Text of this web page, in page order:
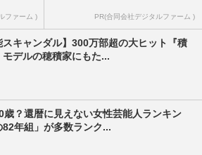
ファーム ) PR(合同会社デジタルファーム )
スキャンダル】300万部超の大ヒット『積
デルの穂積家にもた...
歳？還暦に見えない女性芸能人ランキン
82年組」が多数ランク...